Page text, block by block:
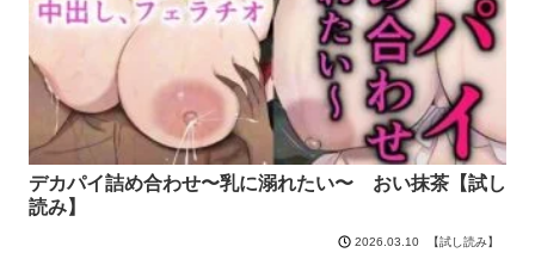
デカパイ詰め合わせ〜乳に溺れたい〜 おい抹茶【試し
読み】
2026.03.10 【試し読み】